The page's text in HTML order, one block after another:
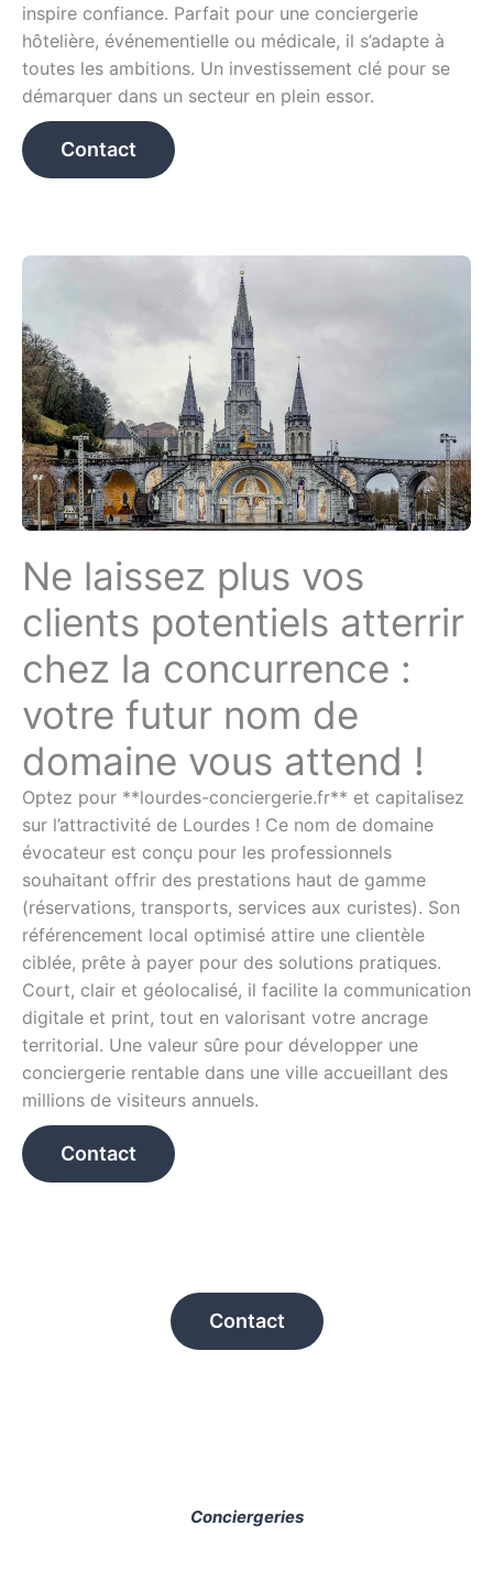
inspire confiance. Parfait pour une conciergerie
hôtelière, événementielle ou médicale, il s’adapte à
toutes les ambitions. Un investissement clé pour se
démarquer dans un secteur en plein essor.
Contact
Ne laissez plus vos
clients potentiels atterrir
chez la concurrence :
votre futur nom de
domaine vous attend !
Optez pour **lourdes-conciergerie.fr** et capitalisez
sur l’attractivité de Lourdes ! Ce nom de domaine
évocateur est conçu pour les professionnels
souhaitant offrir des prestations haut de gamme
(réservations, transports, services aux curistes). Son
référencement local optimisé attire une clientèle
ciblée, prête à payer pour des solutions pratiques.
Court, clair et géolocalisé, il facilite la communication
digitale et print, tout en valorisant votre ancrage
territorial. Une valeur sûre pour développer une
conciergerie rentable dans une ville accueillant des
millions de visiteurs annuels.
Contact
Contact
Conciergeries